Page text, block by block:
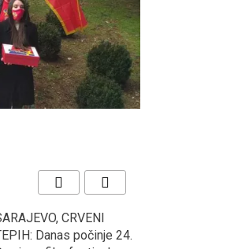
CRVENI
Danas počinje 24.